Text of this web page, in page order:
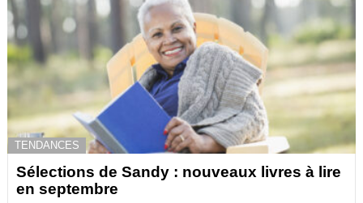
TENDANCES
Sélections de Sandy : nouveaux livres à lire
en septembre